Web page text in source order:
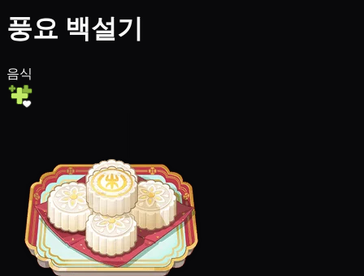
풍요 백설기
음식